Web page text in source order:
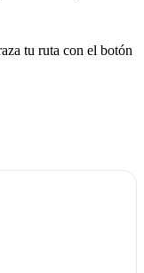
tu ruta con el botón